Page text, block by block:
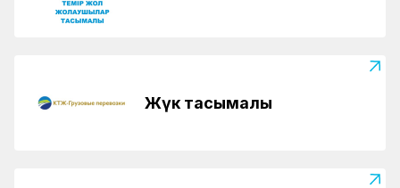
Жүк тасымалы